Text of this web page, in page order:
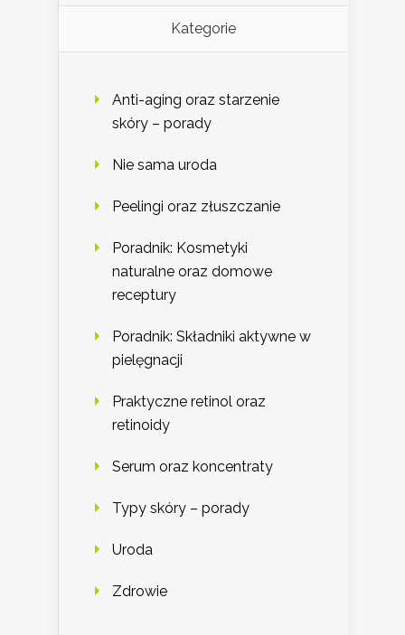
Kategorie
Anti-aging oraz starzenie
skóry – porady
Nie sama uroda
Peelingi oraz złuszczanie
Poradnik: Kosmetyki
naturalne oraz domowe
receptury
Poradnik: Składniki aktywne w
pielęgnacji
Praktyczne retinol oraz
retinoidy
Serum oraz koncentraty
Typy skóry – porady
Uroda
Zdrowie